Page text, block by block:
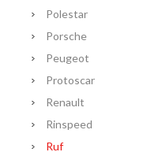
Polestar
Porsche
Peugeot
Protoscar
Renault
Rinspeed
Ruf